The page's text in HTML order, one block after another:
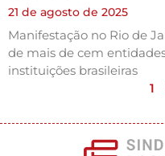
21 de agosto de 2025
Manifestação no Rio de
de mais de cem
instituições brasileiras
1